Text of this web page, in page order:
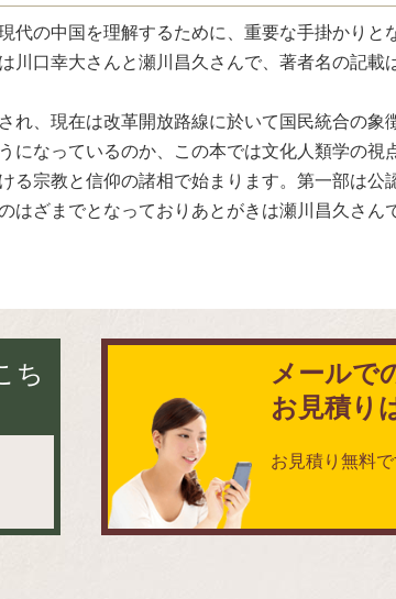
代の中国を理解するために、重要な手掛かりと
川口幸大さんと瀬川昌久さんで、著者名の記載
れ、現在は改革開放路線に於いて国民統合の象
になっているのか、この本では文化人類学の視
る宗教と信仰の諸相で始まります。第一部は公
はざまでとなっておりあとがきは瀬川昌久さん
ち
メールで
お見積り
お見積り無料